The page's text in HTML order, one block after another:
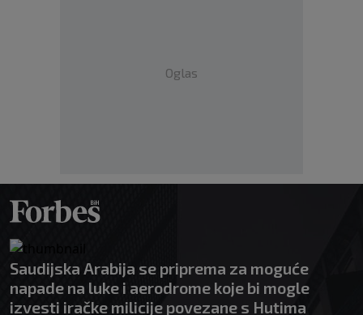
Oglas
Saudijska Arabija se priprema za moguće
napade na luke i aerodrome koje bi mogle
izvesti iračke milicije povezane s Hutima